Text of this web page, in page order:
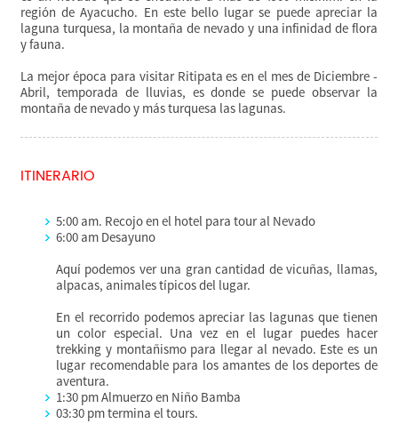
región de Ayacucho. En este bello lugar se puede apreciar la
laguna turquesa, la montaña de nevado y una infinidad de flora
y fauna.
La mejor época para visitar Ritipata es en el mes de Diciembre -
Abril, temporada de lluvias, es donde se puede observar la
montaña de nevado y más turquesa las lagunas.
ITINERARIO
5:00 am. Recojo en el hotel para tour al Nevado
6:00 am Desayuno
Aquí podemos ver una gran cantidad de vicuñas, llamas,
alpacas, animales típicos del lugar.
En el recorrido podemos apreciar las lagunas que tienen
un color especial. Una vez en el lugar puedes hacer
trekking y montañismo para llegar al nevado. Este es un
lugar recomendable para los amantes de los deportes de
aventura.
1:30 pm Almuerzo en Niño Bamba
03:30 pm termina el tours.